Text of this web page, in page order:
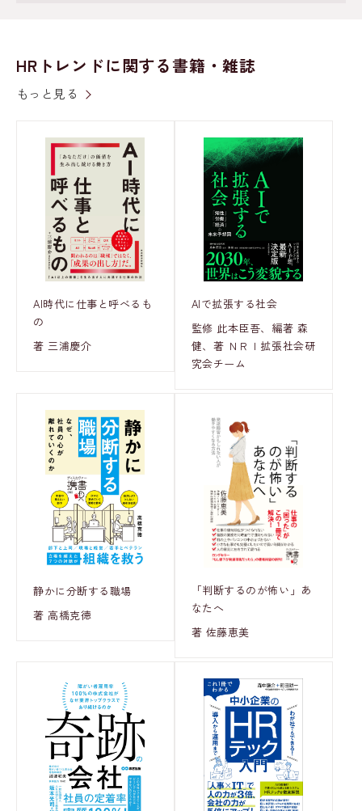
HRトレンドに関する書籍・雑誌
もっと見る
AI時代に仕事と呼べるも
の
著 三浦慶介
AIで拡張する社会
監修 此本臣吾、編著 森
健、著 ＮＲＩ拡張社会研
究会チーム
静かに分断する職場
著 高橋克徳
「判断するのが怖い」あ
なたへ
著 佐藤恵美